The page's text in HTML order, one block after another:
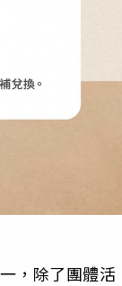
，除了團體活